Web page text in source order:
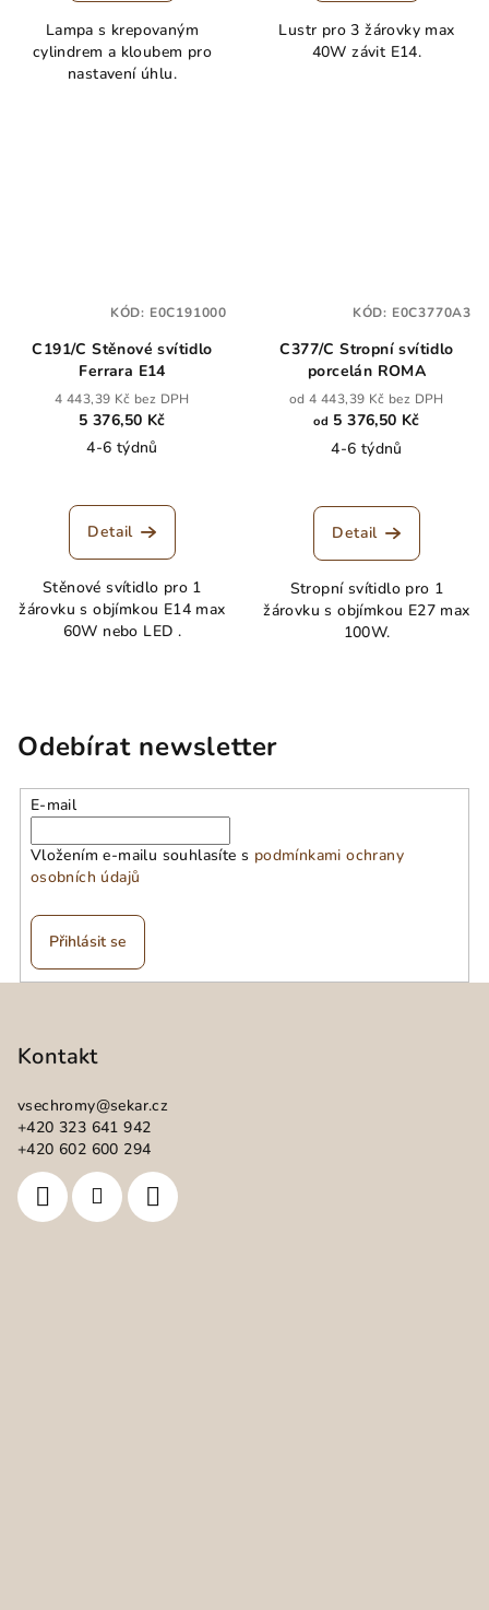
Lampa s krepovaným
cylindrem a kloubem pro
nastavení úhlu.
Lustr pro 3 žárovky max
40W závit E14.
C191/C Stěnové svítidlo
Ferrara E14
4 443,39 Kč bez DPH
5 376,50 Kč
4-6 týdnů
Detail
Stěnové svítidlo pro 1
žárovku s objímkou E14 max
60W nebo LED .
KÓD: E0C191000
C377/C Stropní svítidlo
porcelán ROMA
od 4 443,39 Kč bez DPH
od 5 376,50 Kč
4-6 týdnů
Detail
Stropní svítidlo pro 1
žárovku s objímkou E27 max
100W.
KÓD: E0C3770A3
Odebírat newsletter
E-mail
Vložením e-mailu souhlasíte s podmínkami ochrany
osobních údajů
Přihlásit se
Kontakt
vsechromy@sekar.cz
+420 323 641 942
+420 602 600 294